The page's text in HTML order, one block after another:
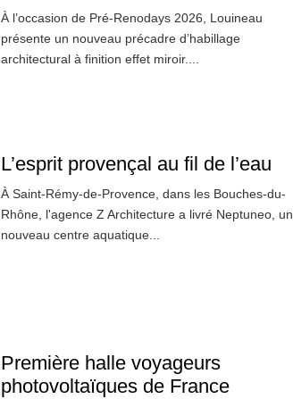
À l’occasion de Pré-Renodays 2026, Louineau
présente un nouveau précadre d’habillage
architectural à finition effet miroir....
L’esprit provençal au fil de l’eau
À Saint-Rémy-de-Provence, dans les Bouches-du-
Rhône, l'agence Z Architecture a livré Neptuneo, un
nouveau centre aquatique...
Première halle voyageurs
photovoltaïques de France